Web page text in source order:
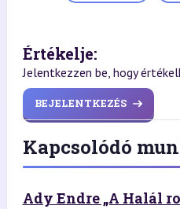
Értékelje:
Jelentkezzen be, hogy
BEJELENTKEZÉS
Kapcsolódó
Ady Endre „A Halál